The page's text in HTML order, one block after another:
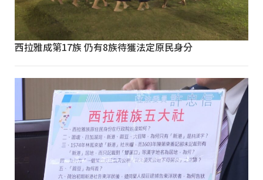
西拉雅成第17族 仍有8族待獲法定原民身分